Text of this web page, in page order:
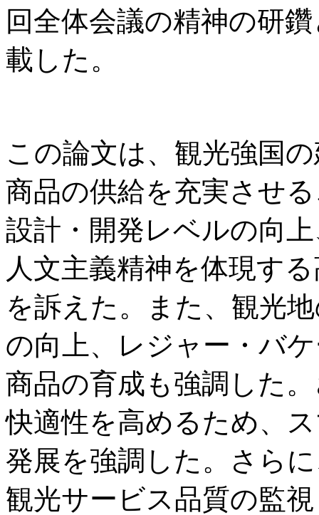
回全体会議の精神の研
載した。
この論文は、観光強国
商品の供給を充実させ
設計・開発レベルの向
人文主義精神を体現す
を訴えた。また、観光
の向上、レジャー・バ
商品の育成も強調した
快適性を高めるため、
発展を強調した。さら
観光サービス品質の監